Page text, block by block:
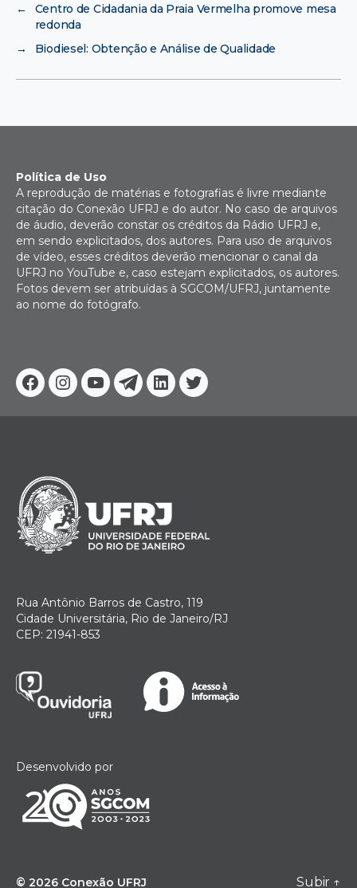
←
Centro de Cidadania da Praia Vermelha promove mesa
redonda
→
Biodiesel: Obtenção e Análise de Qualidade
Facebook
Instagram
YoutubeTelegram
Linkedin
Twitter
Política de Uso
A reprodução de matérias e fotografias é livre mediante
citação do Conexão UFRJ e do autor. No caso de arquivos
de áudio, deverão constar os créditos da Rádio UFRJ e,
em sendo explicitados, dos autores. Para uso de arquivos
de vídeo, esses créditos deverão mencionar o canal da
UFRJ no YouTube e, caso estejam explicitados, os autores.
Fotos devem ser atribuídas à SGCOM/UFRJ, juntamente
ao nome do fotógrafo.
Rua Antônio Barros de Castro, 119
Cidade Universitária, Rio de Janeiro/RJ
CEP: 21941-853
Desenvolvido por
© 2026 Conexão UFRJ Subir ↑